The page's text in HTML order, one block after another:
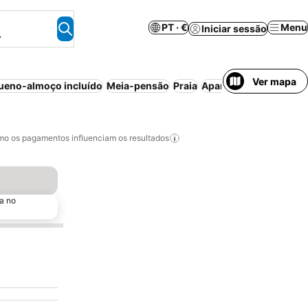
PT · € Iniciar sessão Menu
almoço incluído Meia-pensão Praia Aparthotel Resort
Ver mapa
os pagamentos influenciam os resultados
no